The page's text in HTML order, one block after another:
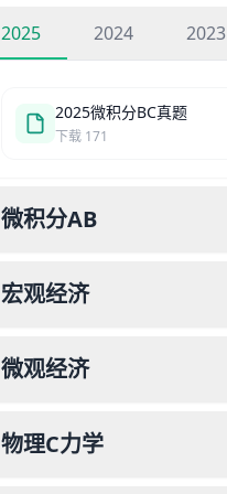
2025 2024 2023
2025微积分BC真题
下载 171
微积分AB
宏观经济
微观经济
物理C力学